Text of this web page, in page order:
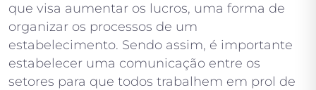
que visa aumentar os lucros, uma forma de
organizar os processos de um
estabelecimento. Sendo assim, é importante
estabelecer uma comunicação entre os
setores para que todos trabalhem em prol de